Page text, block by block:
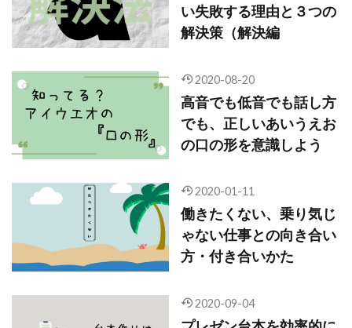
い失敗する理由と３つの
解決策（解決編
2020-08-20
高音でも低音でも話し方
でも、正しいあいうえお
の口の形を意識しよう
2020-01-11
働きたくない、乗り気じ
ゃない仕事との向き合い
方・付き合いかた
2020-09-04